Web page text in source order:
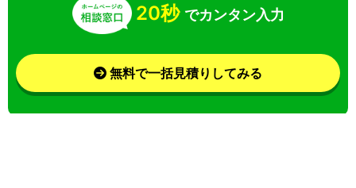
20秒 でカンタン入力
無料で一括見積りしてみる